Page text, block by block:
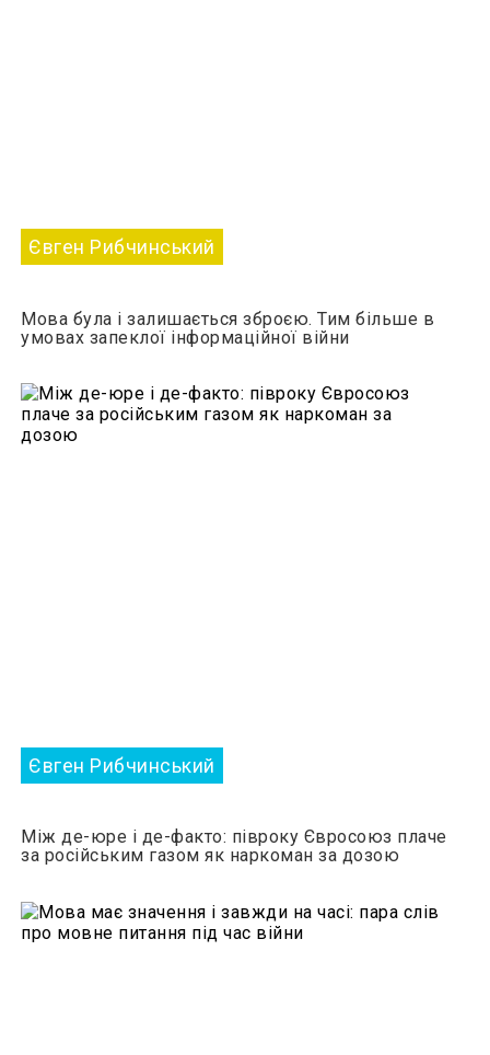
Євген Рибчинський
Мова була і залишається зброєю. Тим більше в
умовах запеклої інформаційної війни
Євген Рибчинський
Між де-юре і де-факто: півроку Євросоюз плаче
за російським газом як наркоман за дозою